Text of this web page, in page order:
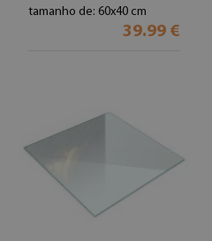
tamanho de: 60x40 cm
39.99 €